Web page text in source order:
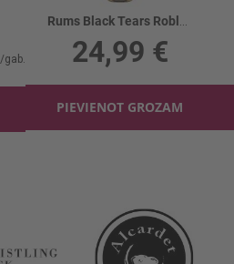
Rums Black Tears Roble Superior 40%
24,99 €
PIEVIENOT GROZAM